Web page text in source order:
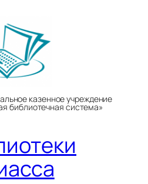
казенное учреждение
библиотечная система»